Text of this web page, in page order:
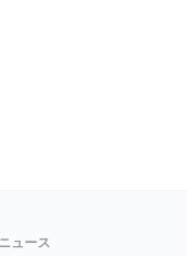
ュース